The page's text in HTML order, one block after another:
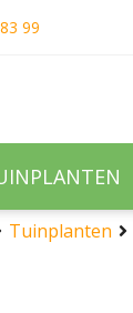
Tuinplanten
99